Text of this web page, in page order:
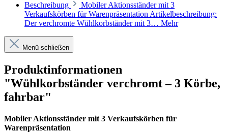
Beschreibung
Mobiler Aktionsständer mit 3
Verkaufskörben für Warenpräsentation Artikelbeschreibung:
Der verchromte Wühlkorbständer mit 3… Mehr
Menü schließen
Produktinformationen
"Wühlkorbständer verchromt – 3 Körbe,
fahrbar"
Mobiler Aktionsständer mit 3 Verkaufskörben für
Warenpräsentation